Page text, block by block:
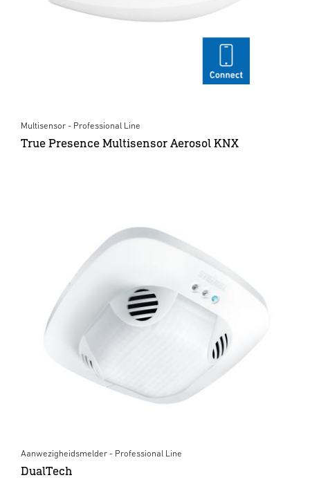
Multisensor - Professional Line
True Presence Multisensor Aerosol KNX
Aanwezigheidsmelder - Professional Line
DualTech